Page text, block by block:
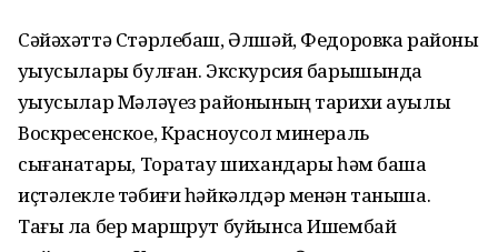
Сәйәхәттә Стәрлебаш, Әлшәй, Федоровка районы
уҡыусылары булған. Экскурсия барышында
уҡыусылар Мәләүез районының тарихи ауылы
Воскресенское, Красноусол минераль
сығанаҡтары, Торатау шихандары һәм башҡа
иҫтәлекле тәбиғи һәйкәлдәр менән таныша.
Тағы ла бер маршрут буйынса Ишембай